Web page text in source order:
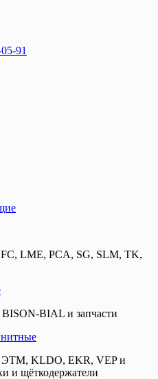
91
LME, PCA, SG, SLM, TK,
BIAL и запчасти
KLDO, EKR, VEP и
и щёткодержатели